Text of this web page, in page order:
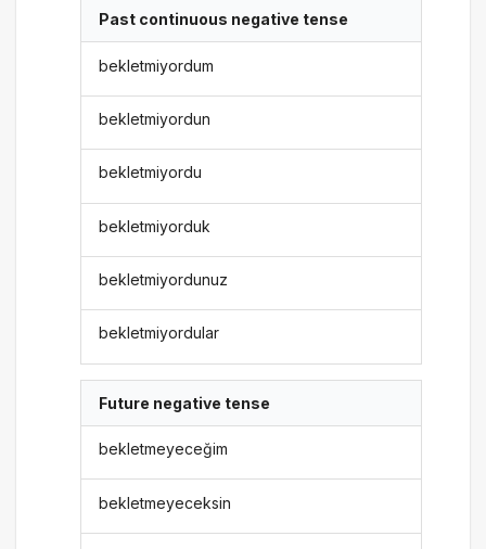
Past continuous negative tense
bekletmiyordum
bekletmiyordun
bekletmiyordu
bekletmiyorduk
bekletmiyordunuz
bekletmiyordular
Future negative tense
bekletmeyeceğim
bekletmeyeceksin